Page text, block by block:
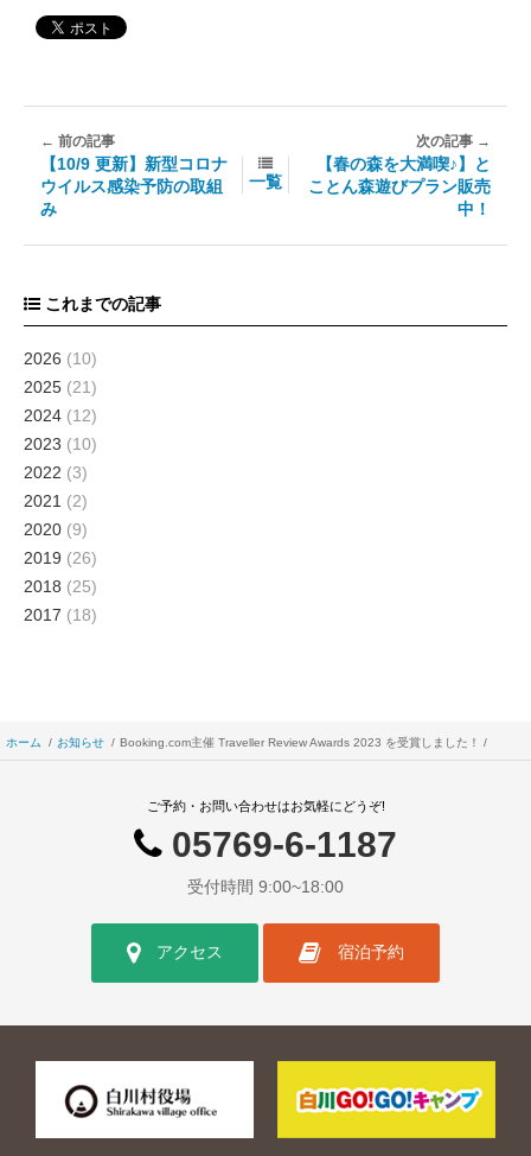
【10/9 更新】新型コロナ
ウイルス感染予防の取組
み
一覧
【春の森を大満喫♪】と
ことん森遊びプラン販売
中！
これまでの記事
2026 (10)
2025 (21)
2024 (12)
2023 (10)
2022 (3)
2021 (2)
2020 (9)
2019 (26)
2018 (25)
2017 (18)
ホーム お知らせ Booking.com主催 Traveller Review Awards 2023 を受賞しました！
ご予約・お問い合わせはお気軽にどうぞ!
05769-6-1187
受付時間 9:00~18:00
アクセス 宿泊予約